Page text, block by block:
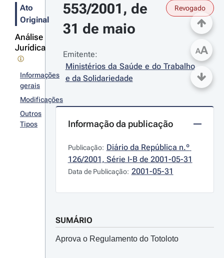
Ato
Original
Análise
Jurídica
Informações
gerais
Modificações
Outros
Tipos
553/2001, de
31 de maio
Revogado
Emitente:
Ministérios da Saúde e do Trabalho
e da Solidariedade
Informação da publicação
Publicação: Diário da República n.º
126/2001, Série I-B de 2001-05-31
Data de Publicação: 2001-05-31
SUMÁRIO
Aprova o Regulamento do Totoloto
AA